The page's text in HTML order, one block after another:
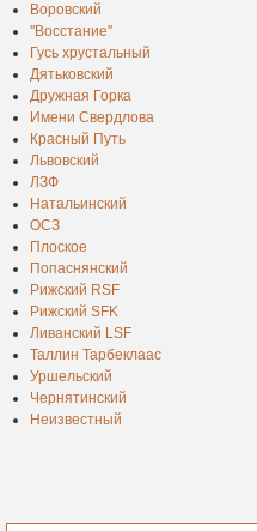
Воровский
''Восстание''
Гусь хрустальный
Дятьковский
Дружная Горка
Имени Свердлова
Красный Путь
Львовский
ЛЗФ
Натальинский
ОСЗ
Плоское
Попаснянский
Рижский RSF
Рижский SFK
Ливанский LSF
Таллин Тарбеклаас
Уршельский
Чернятинский
Неизвестный